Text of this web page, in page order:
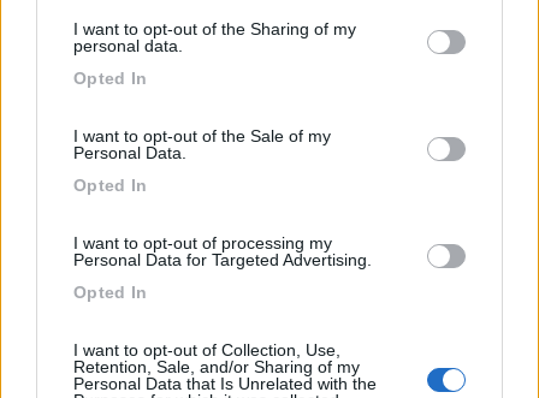
not limited to your visit or usage behaviour. You may click to
grant or deny consent to Google and its third-party tags to
use your data for below specified purposes in below Google
I want to opt-out of the Sharing of my
personal data.
Opted In
I want to opt-out of the Sale of my
Personal Data.
Opted In
I want to opt-out of processing my
Personal Data for Targeted Advertising.
Opted In
I want to opt-out of Collection, Use,
Retention, Sale, and/or Sharing of my
Personal Data that Is Unrelated with the
mala tempora currunt, sed peiora parantur
bottastra
Inserito il18/03/2020 alle:20:57:25
In risposta al messaggio di
7 di mattina dopo 10 ore di sonno, durante il giorno tra giardino, frutteto e
altri lavoretti passo tranquillamente le ore. Quando voglio passare
qualche momento ''pepato'' vado su extra PS Purtroppo niente aiuola
E poi dicono che man mano che si invecchia si dorme sempre
meno: tu forse sei ancora un ragazzino !